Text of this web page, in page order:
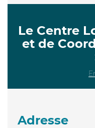
Le Centre
et de
Adresse